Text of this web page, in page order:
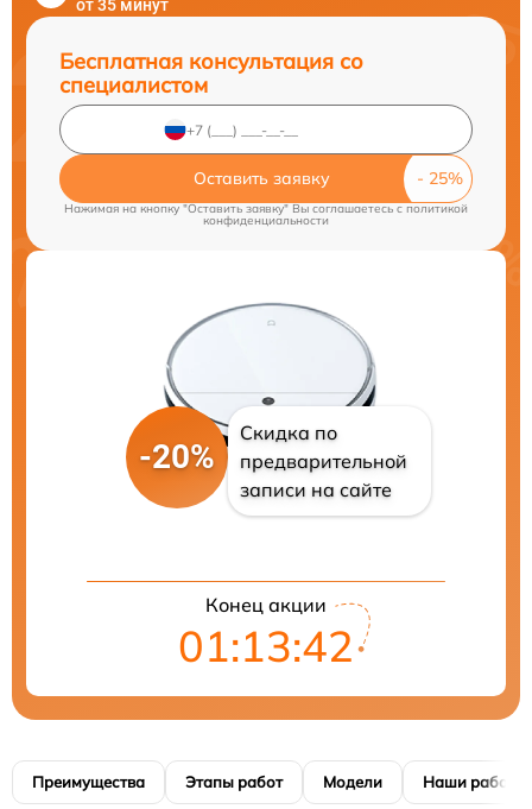
от 35 минут
Бесплатная консультация со
специалистом
Оставить заявку
Нажимая на кнопку "Оставить заявку" Вы соглашаетесь cполитикой
конфиденциальности
-20%
Скидка по
предварительной
записи на сайте
Конец акции
01:13:41
Преимущества Этапы работ Модели Наши работы